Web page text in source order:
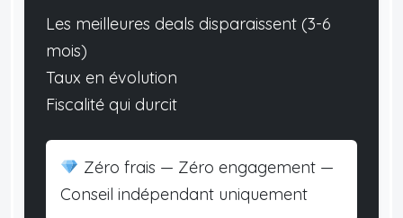
Les meilleures deals disparaissent (3-6
mois)
Taux en évolution
Fiscalité qui durcit
Zéro frais — Zéro engagement —
Conseil indépendant uniquement